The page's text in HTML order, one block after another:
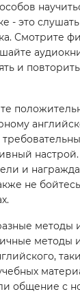
- это
Смотрите
и
и
не
методы
методы
общение с